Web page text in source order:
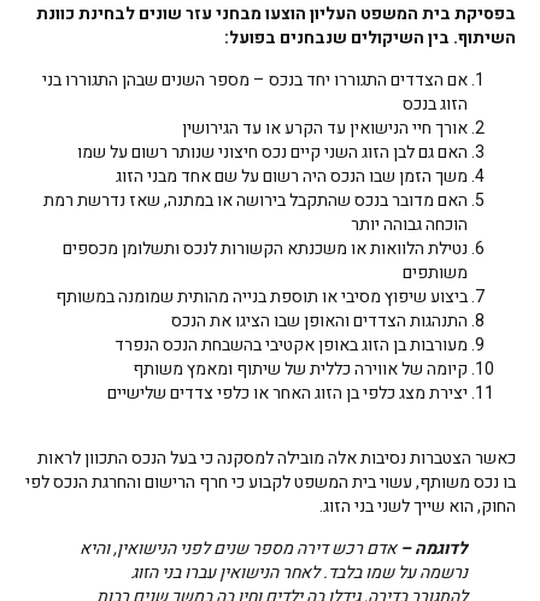
בפסיקת בית המשפט העליון הוצעו מבחני עזר שונים לבחינת כוונת
השיתוף. בין השיקולים שנבחנים בפועל:
אם הצדדים התגוררו יחד בנכס – מספר השנים שבהן התגוררו בני
הזוג בנכס
אורך חיי הנישואין עד הקרע או עד הגירושין
האם גם לבן הזוג השני קיים נכס חיצוני שנותר רשום על שמו
משך הזמן שבו הנכס היה רשום על שם אחד מבני הזוג
האם מדובר בנכס שהתקבל בירושה או במתנה, שאז נדרשת רמת
הוכחה גבוהה יותר
נטילת הלוואות או משכנתא הקשורות לנכס ותשלומן מכספים
משותפים
ביצוע שיפוץ מסיבי או תוספת בנייה מהותית שמומנה במשותף
התנהגות הצדדים והאופן שבו הציגו את הנכס
מעורבות בן הזוג באופן אקטיבי בהשבחת הנכס הנפרד
קיומה של אווירה כללית של שיתוף ומאמץ משותף
יצירת מצג כלפי בן הזוג האחר או כלפי צדדים שלישיים
כאשר הצטברות נסיבות אלה מובילה למסקנה כי בעל הנכס התכוון לראות
בו נכס משותף, עשוי בית המשפט לקבוע כי חרף הרישום והחרגת הנכס לפי
החוק, הוא שייך לשני בני הזוג.
לדוגמה –אדם רכש דירה מספר שנים לפני הנישואין, והיא
נרשמה על שמו בלבד. לאחר הנישואין עברו בני הזוג